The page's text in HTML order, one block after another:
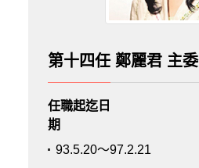
第十四任 鄭麗君 主委
任職起迄日
期
93.5.20～97.2.21